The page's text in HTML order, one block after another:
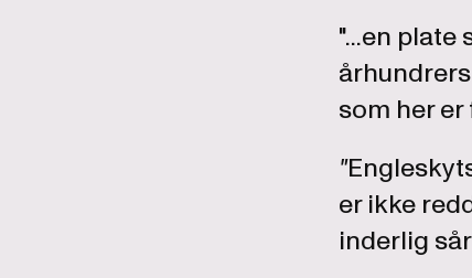
"...en plate
som her
"
er ikke
inderlig